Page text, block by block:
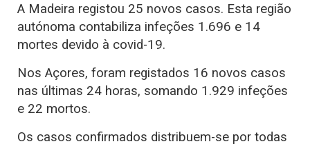
A Madeira registou 25 novos casos. Esta região
autónoma contabiliza infeções 1.696 e 14
mortes devido à covid-19.
Nos Açores, foram registados 16 novos casos
nas últimas 24 horas, somando 1.929 infeções
e 22 mortos.
Os casos confirmados distribuem-se por todas